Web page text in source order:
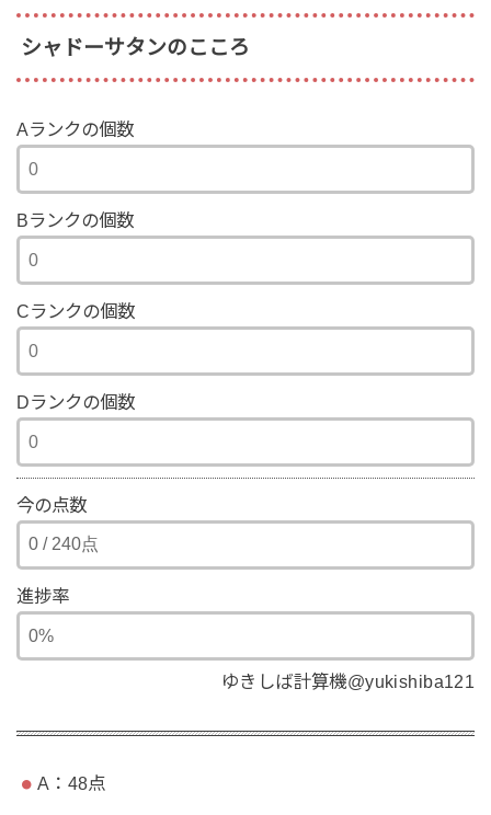
シャドーサタンのこころ
Aランクの個数
Bランクの個数
Cランクの個数
Dランクの個数
今の点数
進捗率
ゆきしば計算機@yukishiba121
A：48点